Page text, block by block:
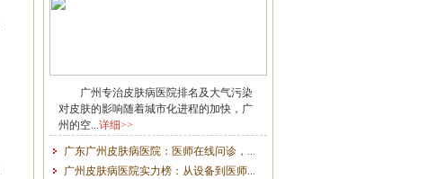
广州专治皮肤病医院排名及大气污染
对皮肤的影响随着城市化进程的加快，广
州的空...详细>>
广东广州皮肤病医院：医师在线问诊，...
广州皮肤病医院实力榜：从设备到医师...